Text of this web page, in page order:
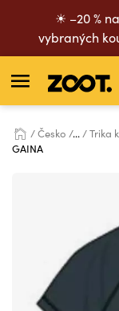
☀ –20 %
vybraných
Česko ... Trika
GAINA